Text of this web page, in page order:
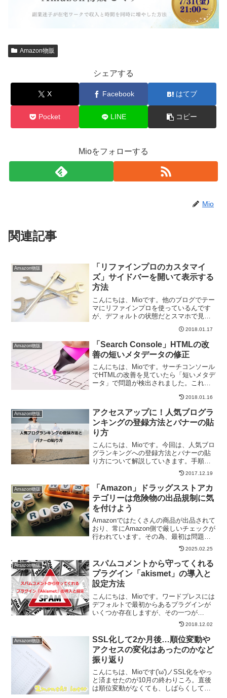
Amazon物販
シェアする
X Facebook はてブ
Pocket LINE コピー
Mioをフォローする
Mio
関連記事
Amazon物販
「リファインプロのカスタマイ
ズ」サイドバーを開いて表示する
方法
こんにちは、Mioです。他のブログでテー
マにリファインプロを使っているんです
が、デフォルトの状態だとスマホで見た
サブコンテンツというボタンをクリック
するとサイドバーが開いてコンテンツが
表示されるんですが、...
2018.01.17
Amazon物販
「Search Console」HTMLの改
善の短いメタデータの修正
こんにちは、Mioです。サーチコンソール
でHTMLの改善を見ていたら「短いメタデ
ータ」で問題が検出されました。これが
ようですが、改善することでユーザービ
リティを高めることが出来るので出来れ
ば修正しましょ...
2018.01.16
Amazon物販
アクセスアップに！人気ブログラ
ンキングの登録方法とバナーの貼
り方
こんにちは、Mioです。今回は、人気ブロ
グランキングへの登録方法とバナーの貼
り方について解説していきます。手順は
とっても簡単で、数分あればすぐに設置
できてしまいます。アクセス増加につな
げるためにも、ブログを立ち上げたらな
るべく早めに登録して...
2017.12.19
Amazon物販
「Amazon」ドラッグスストアカ
テゴリーは危険物の出品規制に気
を付けよう
Amazonではたくさんの商品が出品されて
おり、常にAmazon側で厳しいチェックが
行われています。その為、最初は問題な
く出品できていた商品がいつの間にか出
品が難しくなっているものがあったりす
るんですよね。今まで利益が出ていた商
品が急に売れ...
2025.02.25
Amazon物販
スパムコメントから守ってくれる
プラグイン「akismet」の導入と
設定方法
こんにちは、Mioです。ワードプレスには
デフォルトで最初からあるプラグインが
いくつか存在しますが、その一つが
「akismet」です。エックスサーバーを使
っていれば海外からのアクセスを制限す
る設定も出来ますが、それでも他に何も
対策を取らなけれ...
2018.12.02
Amazon物販
SSL化して2か月後…順位変動や
アクセスの変化はあったのかなど
振り返り
こんにちは、Mioです('ω')ノSSL化をやっ
と済ませたのが10月の終わりころ。直後
は順位変動がなくても、しばらくしてな